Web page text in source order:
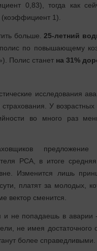
0,83), тогда как
(коэффициент 1).
больше. 25-летний
полис по повышающему
Полис станет на 31%
исследования
У
во много раз
предложение
РСА, в итоге
Изменится лишь
платят за молодых,
вектор сменится.
и не попадаешь в аварии
не имея достаточного
более справедливыми.